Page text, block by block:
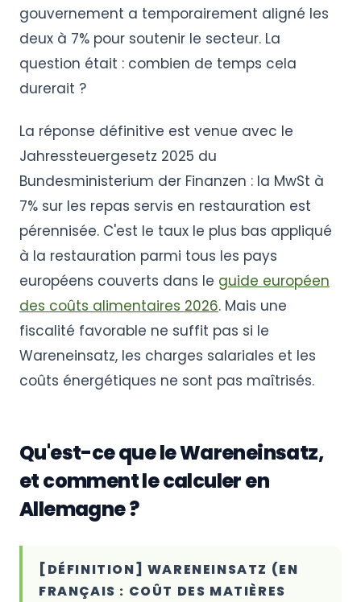
gouvernement a temporairement aligné les
deux à 7% pour soutenir le secteur. La
question était : combien de temps cela
durerait ?
La réponse définitive est venue avec le
Jahressteuergesetz 2025 du
Bundesministerium der Finanzen : la MwSt à
7% sur les repas servis en restauration est
pérennisée. C'est le taux le plus bas appliqué
à la restauration parmi tous les pays
européens couverts dans le guide européen
des coûts alimentaires 2026. Mais une
fiscalité favorable ne suffit pas si le
Wareneinsatz, les charges salariales et les
coûts énergétiques ne sont pas maîtrisés.
Qu'est-ce que le Wareneinsatz,
et comment le calculer en
Allemagne ?
[DÉFINITION] WARENEINSATZ (EN
FRANÇAIS : COÛT DES MATIÈRES